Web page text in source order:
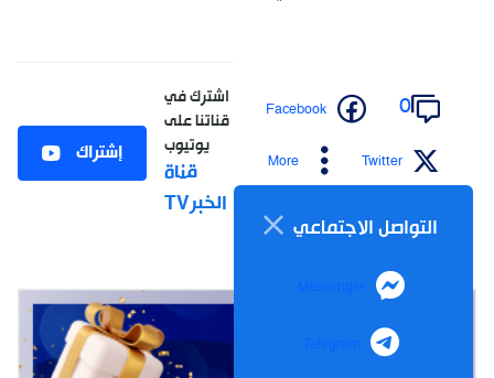
0
Facebook
Twitter
More
التواصل الاجتماعي
Messenger
Telegram
اشترك في
قناتنا على
يوتيوب
قناة
الخبرTV
إشتراك